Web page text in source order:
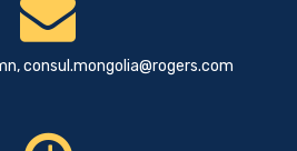
,consul.mongolia@rogers.com